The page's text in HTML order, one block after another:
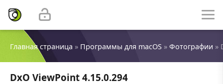
Главная страница » Программы для macOS » Фотографии »
DxO ViewPoint 4.15.0.294